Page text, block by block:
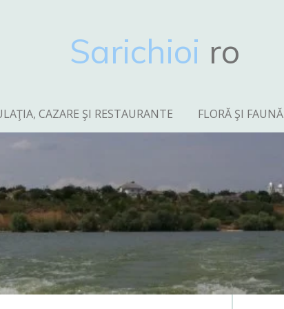
Sarichioi ro
CAZARE ŞI RESTAURANTE FLORĂ ŞI FAUNĂ